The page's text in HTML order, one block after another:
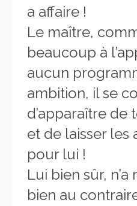
a affaire !
Le maître,
beaucoup à
aucun
ambition, il se
d’apparaître de
et de laisser les
pour lui !
Lui bien sûr,
bien au